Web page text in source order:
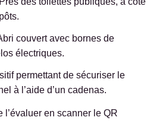
couvert avec bornes de
électriques.
permettant de sécuriser le
à l’aide d’un cadenas.
l’évaluer en scanner le QR